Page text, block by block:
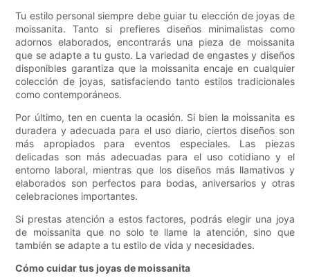
Tu estilo personal siempre debe guiar tu elección de joyas de
moissanita. Tanto si prefieres diseños minimalistas como
adornos elaborados, encontrarás una pieza de moissanita
que se adapte a tu gusto. La variedad de engastes y diseños
disponibles garantiza que la moissanita encaje en cualquier
colección de joyas, satisfaciendo tanto estilos tradicionales
como contemporáneos.
Por último, ten en cuenta la ocasión. Si bien la moissanita es
duradera y adecuada para el uso diario, ciertos diseños son
más apropiados para eventos especiales. Las piezas
delicadas son más adecuadas para el uso cotidiano y el
entorno laboral, mientras que los diseños más llamativos y
elaborados son perfectos para bodas, aniversarios y otras
celebraciones importantes.
Si prestas atención a estos factores, podrás elegir una joya
de moissanita que no solo te llame la atención, sino que
también se adapte a tu estilo de vida y necesidades.
Cómo cuidar tus joyas de moissanita